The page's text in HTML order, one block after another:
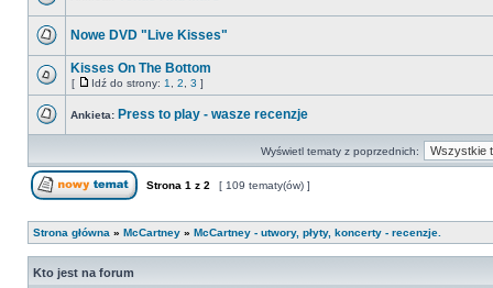
Nowe DVD "Live Kisses"
Kisses On The Bottom
[ Idź do strony: 1 2 3 ]
Ankieta: Press to play - wasze recenzje
Wyświetl tematy z poprzednich:
Strona 1 z 2 [ 109 tematy(ów) ]
Strona główna » McCartney » McCartney - utwory, płyty, koncerty - recenzje.
Kto jest na forum